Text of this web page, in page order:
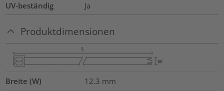
UV-beständig
Ja
Produktdimensionen
Breite (W) 12.3 mm